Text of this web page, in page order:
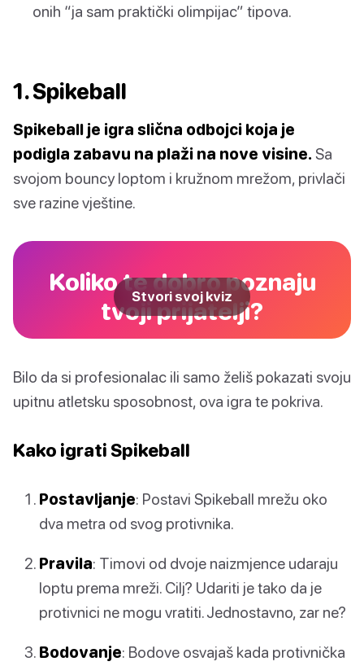
onih “ja sam praktički olimpijac” tipova.
1. Spikeball
Spikeball je igra slična odbojci koja je
podigla zabavu na plaži na nove visine. Sa
svojom bouncy loptom i kružnom mrežom, privlači
sve razine vještine.
Koliko te dobro poznaju
tvoji prijatelji?
Stvori svoj kviz
Bilo da si profesionalac ili samo želiš pokazati svoju
upitnu atletsku sposobnost, ova igra te pokriva.
Kako igrati Spikeball
Postavljanje: Postavi Spikeball mrežu oko
dva metra od svog protivnika.
Pravila: Timovi od dvoje naizmjence udaraju
loptu prema mreži. Cilj? Udariti je tako da je
protivnici ne mogu vratiti. Jednostavno, zar ne?
Bodovanje: Bodove osvajaš kada protivnička